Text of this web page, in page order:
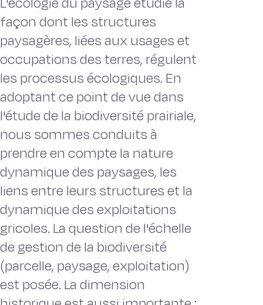
façon dont les structures
paysagères, liées aux usages et
occupations des terres, régulent
les processus écologiques. En
adoptant ce point de vue dans
l'étude de la biodiversité prairiale,
nous sommes conduits à
prendre en compte la nature
dynamique des paysages, les
liens entre leurs structures et la
dynamique des exploitations
gricoles. La question de l'échelle
de gestion de la biodiversité
(parcelle, paysage, exploitation)
est posée. La dimension